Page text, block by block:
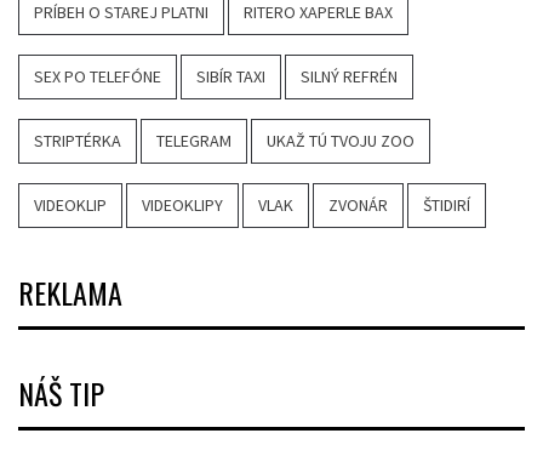
PRÍBEH O STAREJ PLATNI RITERO XAPERLE BAX
SEX PO TELEFÓNE SIBÍR TAXI SILNÝ REFRÉN
STRIPTÉRKA TELEGRAM UKAŽ TÚ TVOJU ZOO
VIDEOKLIP VIDEOKLIPY VLAK ZVONÁR ŠTIDIRÍ
REKLAMA
NÁŠ TIP